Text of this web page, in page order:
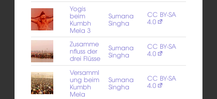
Yogis
beim
Kumbh
Mela 3
Sumana
Singha
CC BY-SA
4.0
Zusamme
nfluss der
drei Flüsse
Sumana
Singha
CC BY-SA
4.0
Versamml
ung beim
Kumbh
Mela
Sumana
Singha
CC BY-SA
4.0